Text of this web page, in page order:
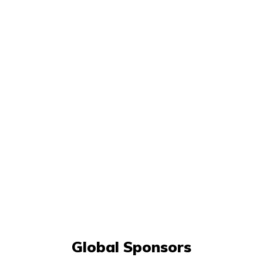
Global Sponsors